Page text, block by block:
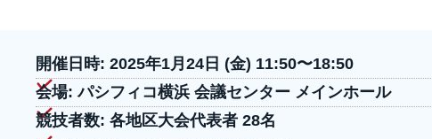
開催日時: 2025年1月24日 (金) 11:50〜18:50
会場: パシフィコ横浜 会議センター メインホール
競技者数: 各地区大会代表者 28名